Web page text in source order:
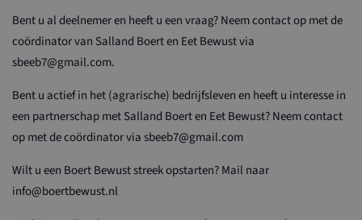
Bent u al deelnemer en heeft u een vraag? Neem contact op met de
coördinator van Salland Boert en Eet Bewust via
sbeeb7@gmail.com.
Bent u actief in het (agrarische) bedrijfsleven en heeft u interesse in
een partnerschap met Salland Boert en Eet Bewust? Neem contact
op met de coördinator via sbeeb7@gmail.com
Wilt u een Boert Bewust streek opstarten? Mail naar
info@boertbewust.nl